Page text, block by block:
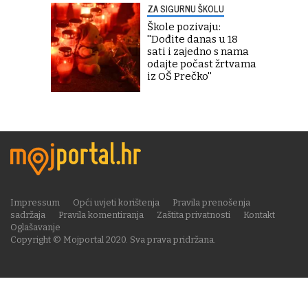
ZA SIGURNU ŠKOLU
Škole pozivaju:
''Dođite danas u 18
sati i zajedno s nama
odajte počast žrtvama
iz OŠ Prečko''
Copyright © Mojportal 2020. Sva prava pridržana.
Impressum Opći uvjeti korištenja
Pravila prenošenja
sadržaja
Pravila komentiranja Zaštita privatnosti
Kontakt
Oglašavanje